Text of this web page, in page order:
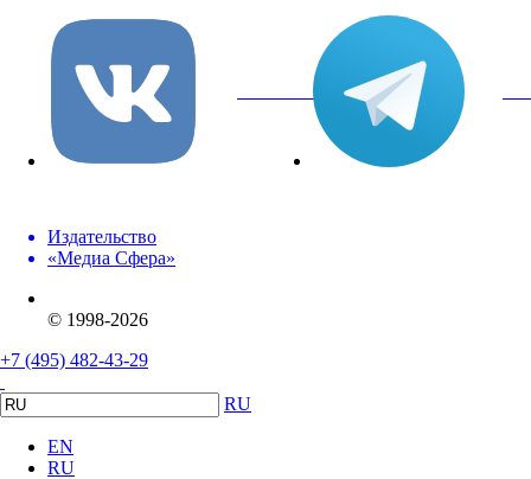
вКонтакте
Издательство
«Медиа Сфера»
© 1998-2026
+7 (495) 482-43-29
RU
EN
RU